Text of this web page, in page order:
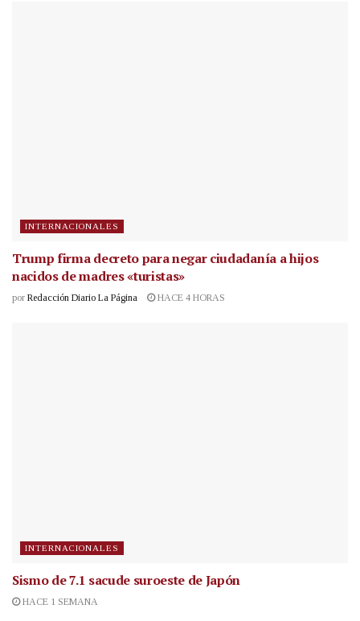
INTERNACIONALES
Trump firma decreto para negar ciudadanía a hijos
nacidos de madres «turistas»
por Redacción Diario La Página HACE 4 HORAS
INTERNACIONALES
Sismo de 7.1 sacude suroeste de Japón
HACE 1 SEMANA